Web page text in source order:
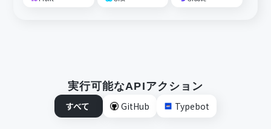
実行可能なAPIアクション
すべて
GitHub Typebot